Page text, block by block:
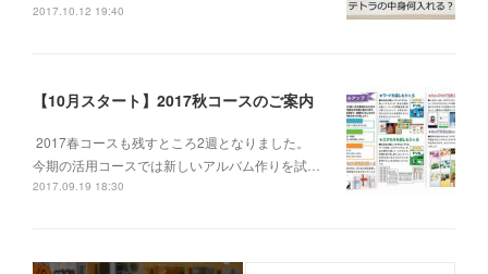
2017.10.12 19:40
【10月スタート】2017秋コースのご案内
2017春コースも残すところ2週となりました。
今期の活用コースでは新しいアルバム作りを試…
2017.09.19 18:30